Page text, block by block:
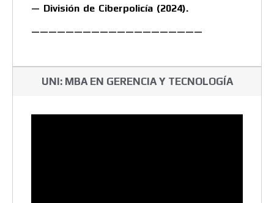
— División de Ciberpolicía (2024).
————————————————————
UNI: MBA EN GERENCIA Y TECNOLOGÍA